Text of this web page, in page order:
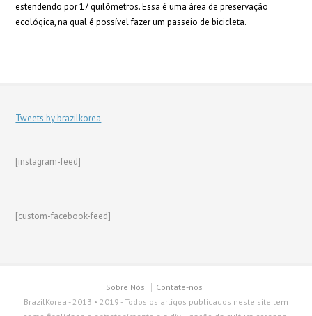
estendendo por 17 quilômetros. Essa é uma área de preservação
ecológica, na qual é possível fazer um passeio de bicicleta.
Tweets by brazilkorea
[instagram-feed]
[custom-facebook-feed]
Sobre Nós
Contate-nos
BrazilKorea - 2013 • 2019 - Todos os artigos publicados neste site tem